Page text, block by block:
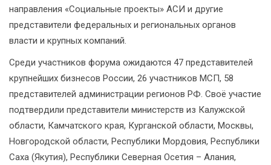
направления «Социальные проекты» АСИ и другие
представители федеральных и региональных органов
власти и крупных компаний.
Среди участников форума ожидаются 47 представителей
крупнейших бизнесов России, 26 участников МСП, 58
представителей администрации регионов РФ. Своё участие
подтвердили представители министерств из Калужской
области, Камчатского края, Курганской области, Москвы,
Новгородской области, Республики Мордовия, Республики
Саха (Якутия), Республики Северная Осетия – Алания,